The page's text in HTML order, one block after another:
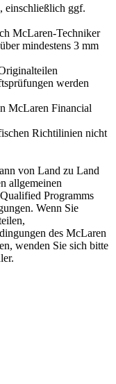
einschließlich ggf.
McLaren-Techniker
mindestens 3 mm
werden
McLaren Financial
Richtilinien nicht
von Land zu Land
allgemeinen
Programms
Wenn Sie
des McLaren
wenden Sie sich bitte